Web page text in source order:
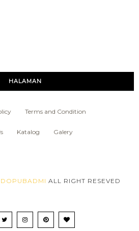
HALAMAN
Terms and Condition
Katalog Galery
ALL RIGHT RESEVED